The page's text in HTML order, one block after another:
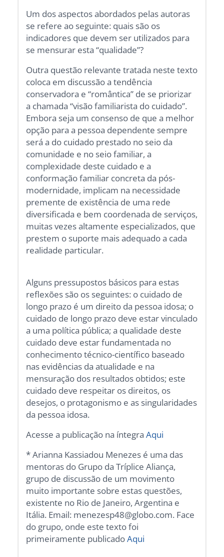
Um dos aspectos abordados pelas autoras
se refere ao seguinte: quais são os
indicadores que devem ser utilizados para
se mensurar esta “qualidade”?
Outra questão relevante tratada neste texto
coloca em discussão a tendência
conservadora e “romântica” de se priorizar
a chamada “visão familiarista do cuidado”.
Embora seja um consenso de que a melhor
opção para a pessoa dependente sempre
será a do cuidado prestado no seio da
comunidade e no seio familiar, a
complexidade deste cuidado e a
conformação familiar concreta da pós-
modernidade, implicam na necessidade
premente de existência de uma rede
diversificada e bem coordenada de serviços,
muitas vezes altamente especializados, que
prestem o suporte mais adequado a cada
realidade particular.
Alguns pressupostos básicos para estas
reflexões são os seguintes: o cuidado de
longo prazo é um direito da pessoa idosa; o
cuidado de longo prazo deve estar vinculado
a uma política pública; a qualidade deste
cuidado deve estar fundamentada no
conhecimento técnico-científico baseado
nas evidências da atualidade e na
mensuração dos resultados obtidos; este
cuidado deve respeitar os direitos, os
desejos, o protagonismo e as singularidades
da pessoa idosa.
Acesse a publicação na íntegraAqui
* Arianna Kassiadou Menezes é uma das
mentoras do Grupo da Tríplice Aliança,
grupo de discussão de um movimento
muito importante sobre estas questões,
existente no Rio de Janeiro, Argentina e
Itália. Email: menezesp48@globo.com. Face
do grupo, onde este texto foi
primeiramente publicadoAqui